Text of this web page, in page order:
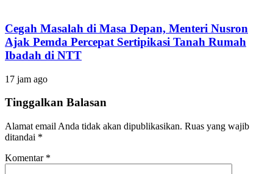
Cegah Masalah di Masa Depan, Menteri Nusron
Ajak Pemda Percepat Sertipikasi Tanah Rumah
Ibadah di NTT
17 jam ago
Tinggalkan Balasan
Alamat email Anda tidak akan dipublikasikan. Ruas yang wajib
ditandai *
Komentar *